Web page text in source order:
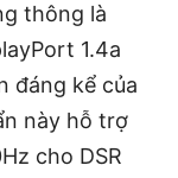
thông là
1.4a
đáng kể của
này hỗ trợ
cho DSR